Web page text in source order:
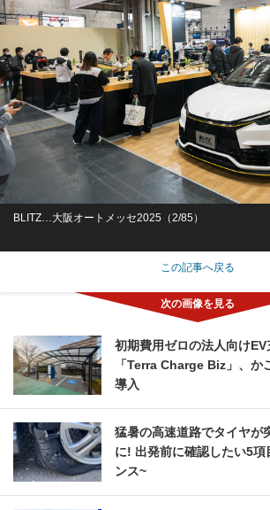
BLITZ…大阪オートメッセ2025（2/85）
この記事へ戻る
初期費用ゼロの法人向けEV
「Terra Charge Biz」、か
導入
猛暑の高速道路でタイヤが
に! 出発前に確認したい5
ンス~